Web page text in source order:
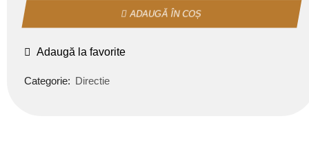
ADAUGĂ ÎN COȘ
Adaugă la favorite
Categorie: Directie